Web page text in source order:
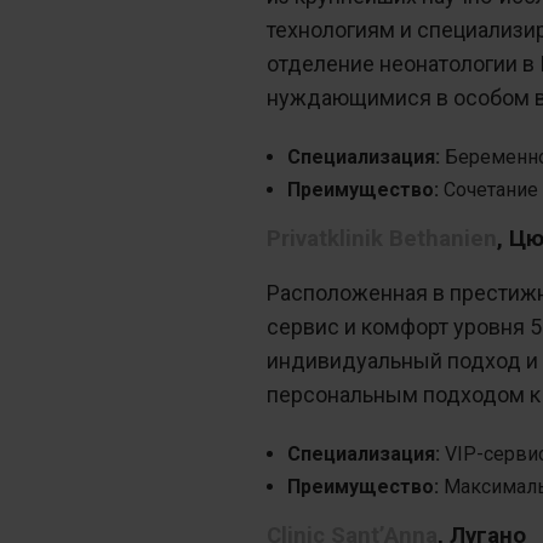
технологиям и
отделение неонатологии
нуждающимися в особом
Специализация:
Преимущество:
,
Расположенная в
сервис и комфорт уровня
индивидуальный подход
персональным подходом
Специализация: VIP-
Преимущество:
, Лугано